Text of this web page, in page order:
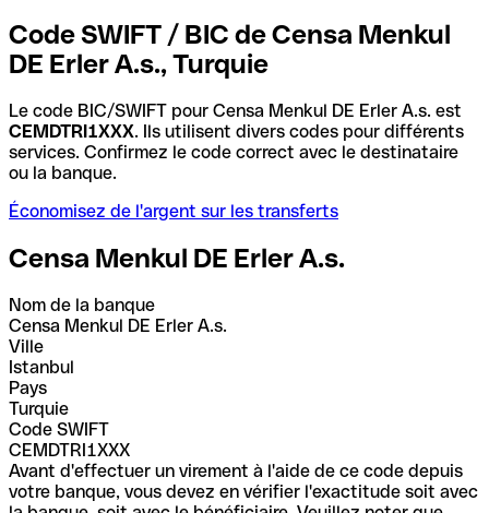
Code SWIFT / BIC de Censa Menkul
DE Erler A.s., Turquie
Le code BIC/SWIFT pour Censa Menkul DE Erler A.s. est
CEMDTRI1XXX. Ils utilisent divers codes pour différents
services. Confirmez le code correct avec le destinataire
ou la banque.
Économisez de l'argent sur les transferts
Censa Menkul DE Erler A.s.
Nom de la banque
Censa Menkul DE Erler A.s.
Ville
Istanbul
Pays
Turquie
Code SWIFT
CEMDTRI1XXX
Avant d'effectuer un virement à l'aide de ce code depuis
votre banque, vous devez en vérifier l'exactitude soit avec